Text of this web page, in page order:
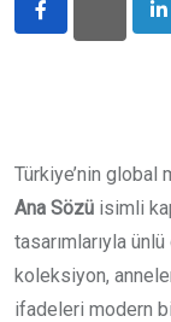
Türkiye’nin global
Ana Sözü isimli
tasarımlarıyla ünlü
koleksiyon,
ifadeleri modern